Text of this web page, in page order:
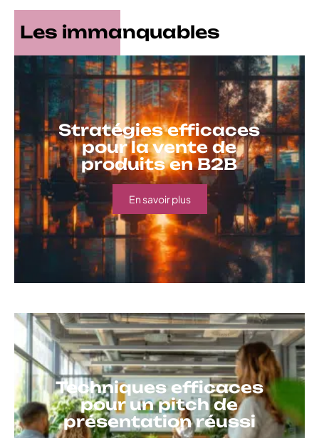
Les immanquables
Stratégies efficaces
pour la vente de
produits en B2B
En savoir plus
Techniques efficaces
pour un pitch de
présentation réussi